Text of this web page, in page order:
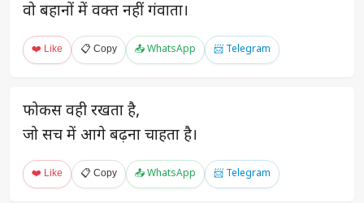
वो बहानों में वक्त नहीं गंवाता।
❤️ Like 📋 Copy 📤 WhatsApp 📨 Telegram
फोकस वही रखता है,
जो सच में आगे बढ़ना चाहता है।
❤️ Like 📋 Copy 📤 WhatsApp 📨 Telegram